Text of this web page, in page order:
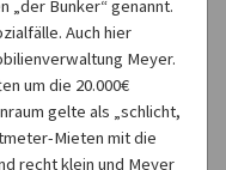
„der Bunker“ genannt.
Auch hier
Meyer.
um die 20.000€
gelte als „schlicht,
Mieten mit die
recht klein und Meyer